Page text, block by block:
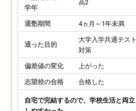
学年
高2
通塾期間 4ヵ月～1年未満
通った目的
大学入学共通テスト
対策
偏差値の変化 上がった
志望校の合格 合格した
自宅で完結するので、学校生活と両立